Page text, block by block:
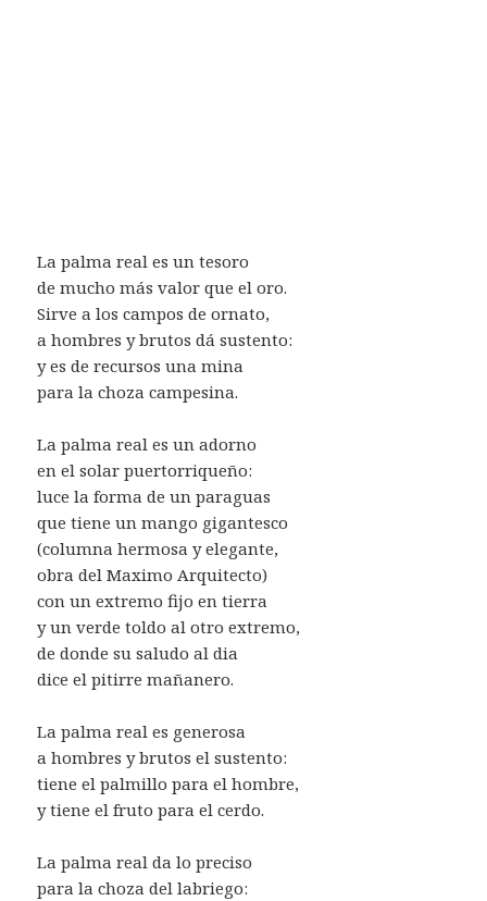
La palma real es un tesoro
de mucho más valor que el oro.
Sirve a los campos de ornato,
a hombres y brutos dá sustento:
y es de recursos una mina
para la choza campesina.
La palma real es un adorno
en el solar puertorriqueño:
luce la forma de un paraguas
que tiene un mango gigantesco
(columna hermosa y elegante,
obra del Maximo Arquitecto)
con un extremo fijo en tierra
y un verde toldo al otro extremo,
de donde su saludo al dia
dice el pitirre mañanero.
La palma real es generosa
a hombres y brutos el sustento:
tiene el palmillo para el hombre,
y tiene el fruto para el cerdo.
La palma real da lo preciso
para la choza del labriego: